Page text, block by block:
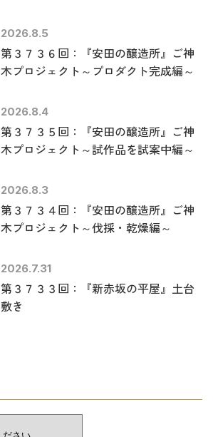
2026.8.5
第３７３６回：『安田の醸造所』ご神
木プロジェクト～プロダクト完成編～
2026.8.4
第３７３５回：『安田の醸造所』ご神
木プロジェクト～試作品を試案中編～
2026.8.3
第３７３４回：『安田の醸造所』ご神
木プロジェクト～伐採・乾燥編～
2026.7.31
第３７３３回：『新赤坂の平屋』土台
敷き